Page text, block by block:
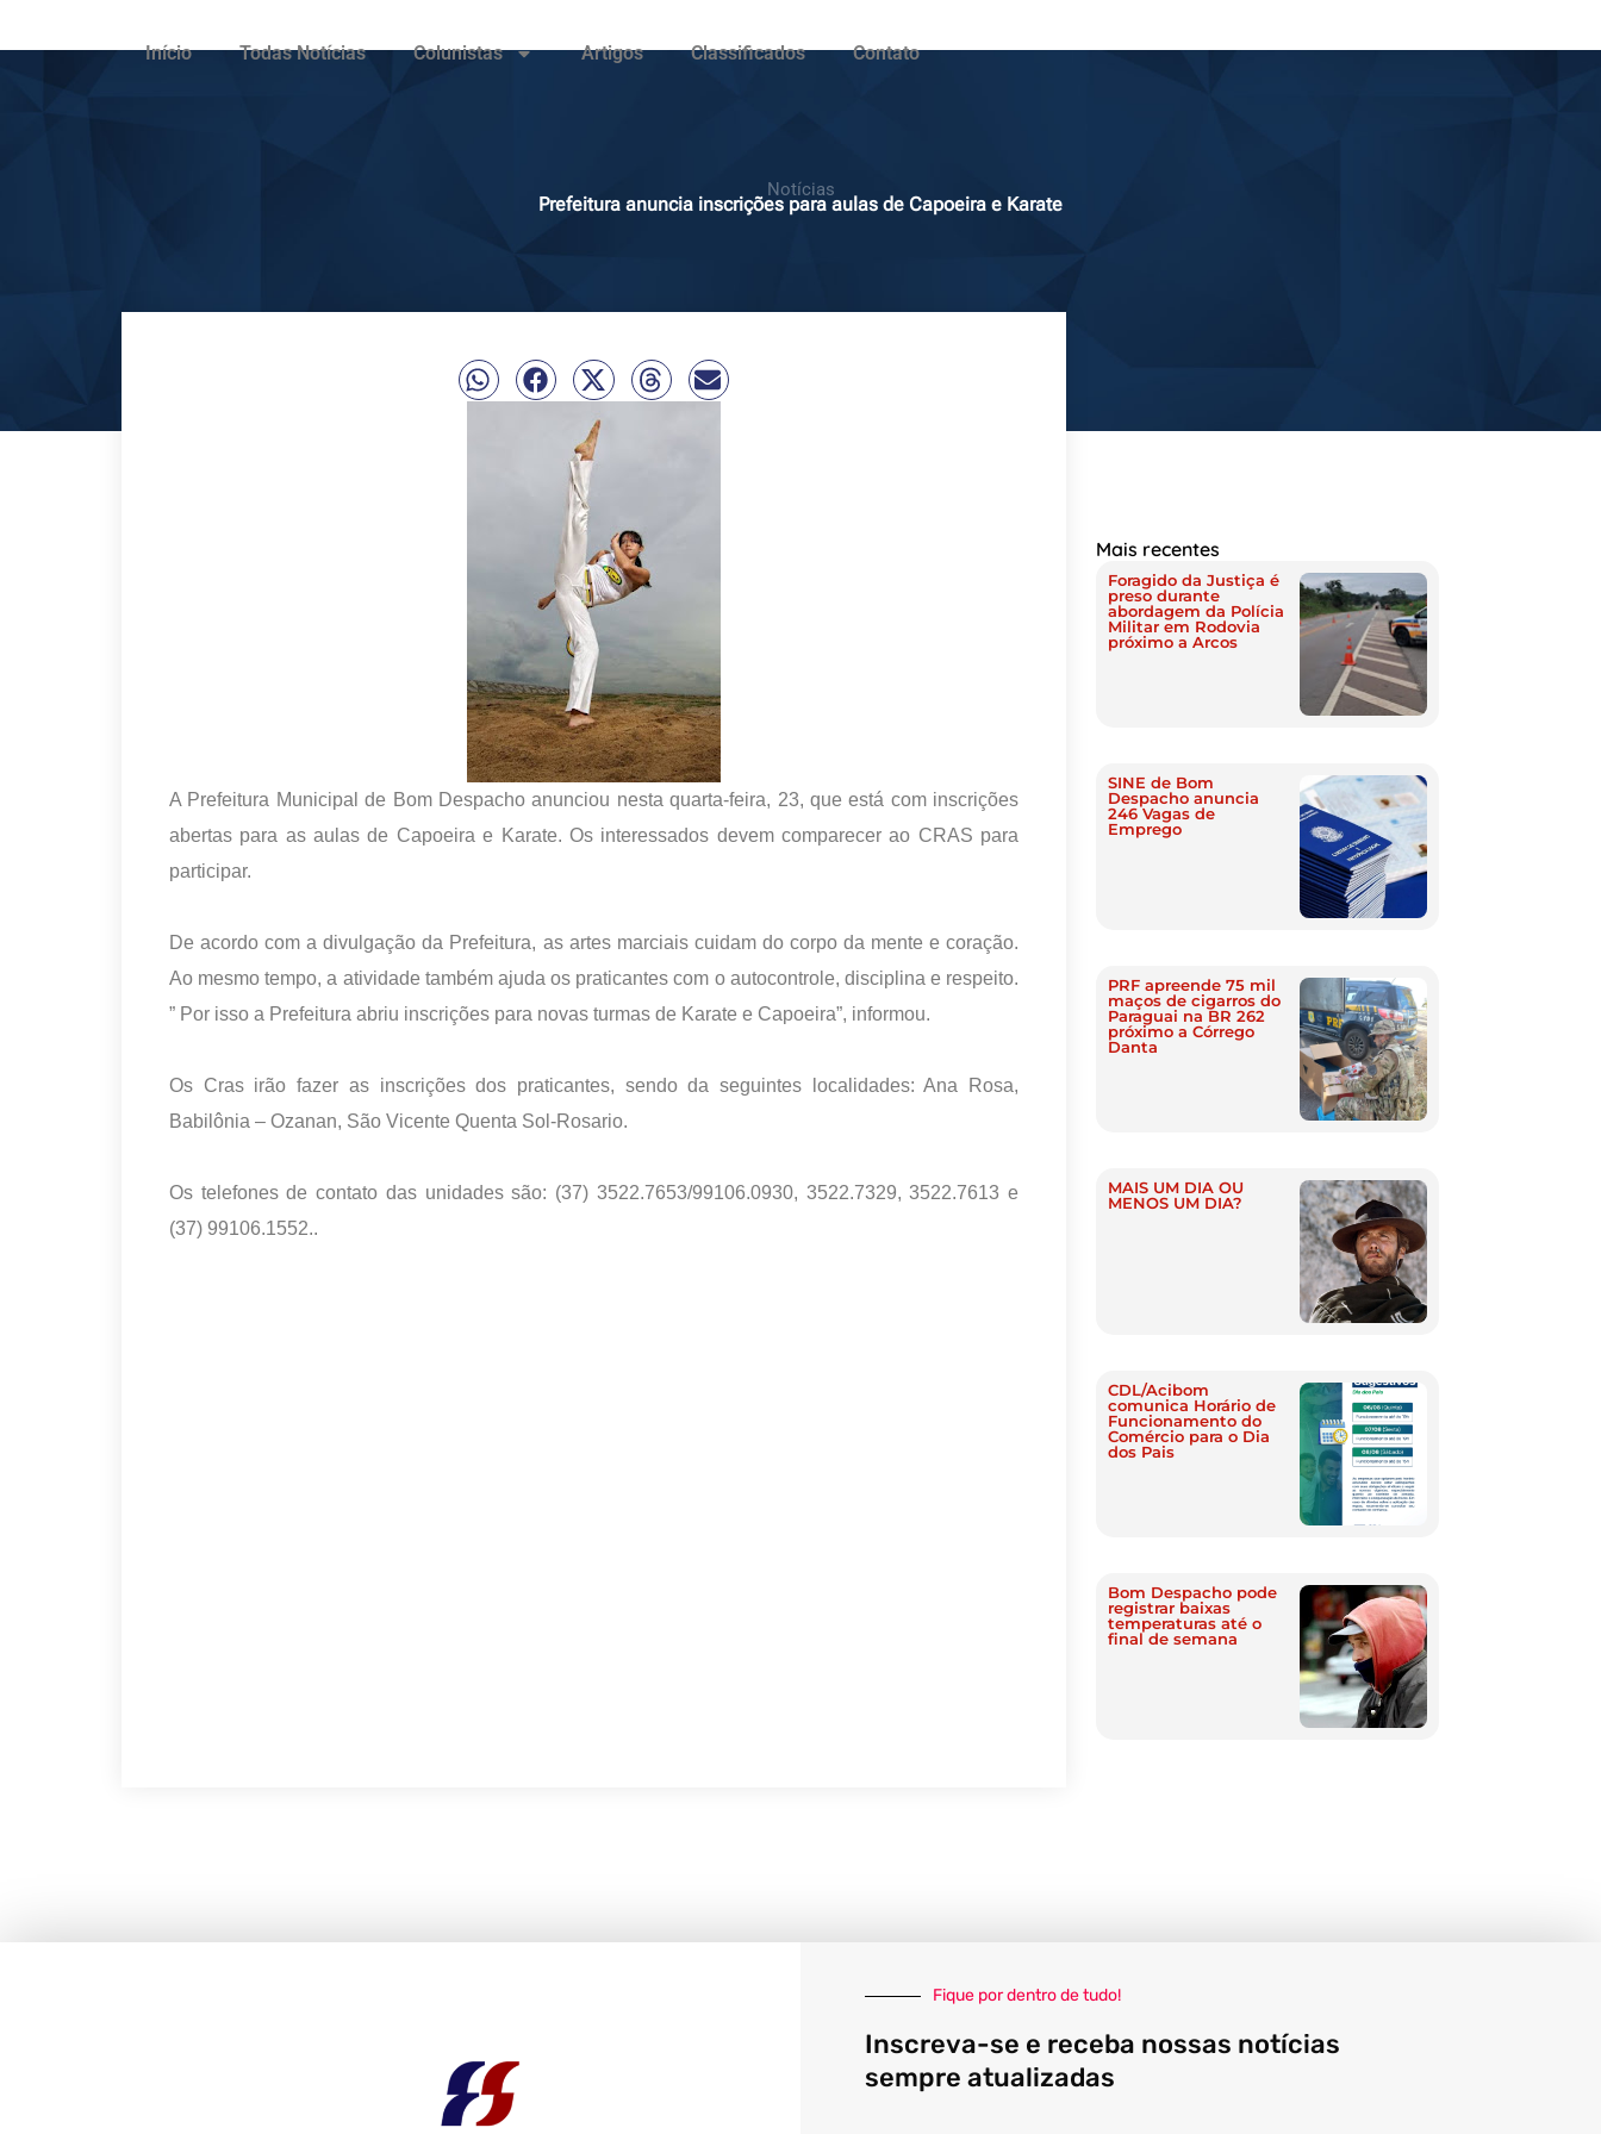
Início Todas Notícias Colunistas Artigos Classificados Contato
Notícias
Prefeitura anuncia inscrições para aulas de Capoeira e Karate
A Prefeitura Municipal de Bom Despacho anunciou nesta quarta-feira, 23, que está com inscrições
abertas para as aulas de Capoeira e Karate. Os interessados devem comparecer ao CRAS para
participar.
De acordo com a divulgação da Prefeitura, as artes marciais cuidam do corpo da mente e coração.
Ao mesmo tempo, a atividade também ajuda os praticantes com o autocontrole, disciplina e respeito.
” Por isso a Prefeitura abriu inscrições para novas turmas de Karate e Capoeira”, informou.
Os Cras irão fazer as inscrições dos praticantes, sendo da seguintes localidades: Ana Rosa,
Babilônia – Ozanan, São Vicente Quenta Sol-Rosario.
Os telefones de contato das unidades são: (37) 3522.7653/99106.0930, 3522.7329, 3522.7613 e
(37) 99106.1552..
Mais recentes
Foragido da Justiça é
preso durante
abordagem da Polícia
Militar em Rodovia
próximo a Arcos
SINE de Bom
Despacho anuncia
246 Vagas de
Emprego
PRF apreende 75 mil
maços de cigarros do
Paraguai na BR 262
próximo a Córrego
Danta
MAIS UM DIA OU
MENOS UM DIA?
CDL/Acibom
comunica Horário de
Funcionamento do
Comércio para o Dia
dos Pais
Bom Despacho pode
registrar baixas
temperaturas até o
final de semana
Fique por dentro de tudo!
Inscreva-se e receba nossas notícias
sempre atualizadas